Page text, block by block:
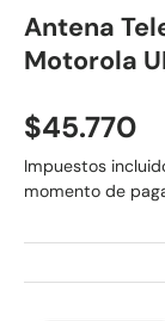
Antena
Motorola
Precio
$45.770
Impuestos
momento de